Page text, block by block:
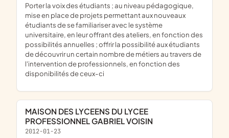
porter la voix des étudiants ; au niveau pédagogique,
mise en place de projets permettant aux nouveaux
étudiants de se familiariser avec le système
universitaire, en leur offrant des ateliers, en fonction des
possibilités annuelles ; offrir la possibilité aux étudiants
de découvrir un certain nombre de métiers au travers de
l'intervention de professionnels, en fonction des
disponibilités de ceux-ci
MAISON DES LYCEENS DU LYCEE
PROFESSIONNEL GABRIEL VOISIN
2012-01-23